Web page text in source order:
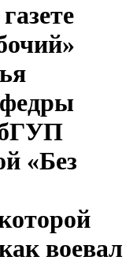
«Без
воевал